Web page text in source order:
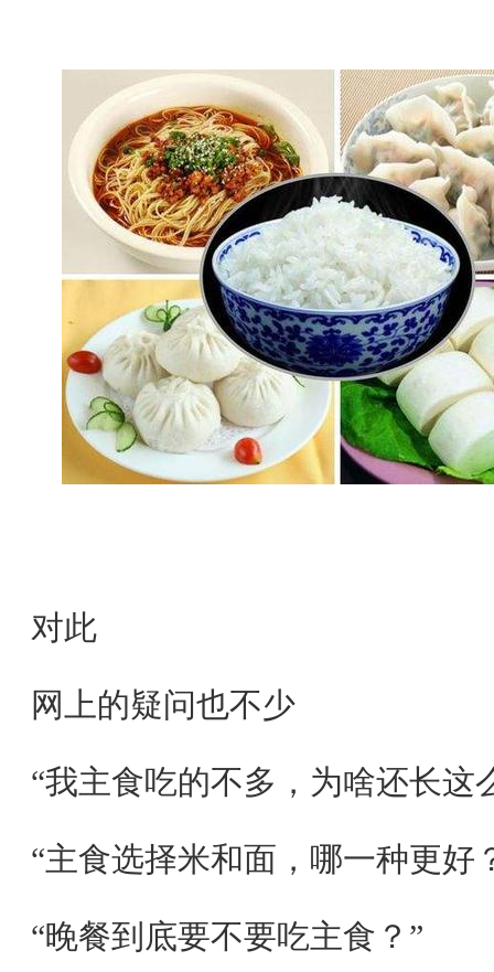
对此
网上的疑问也不少
“我主食吃的不多，为啥还长这
“主食选择米和面，哪一种更好
“晚餐到底要不要吃主食？”